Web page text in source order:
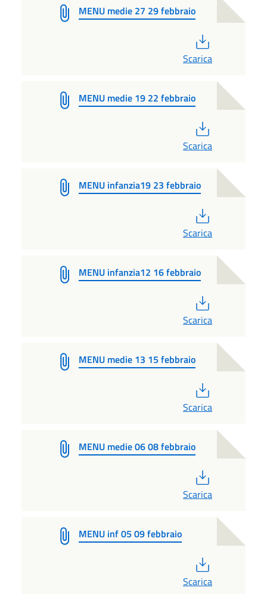
MENU medie 27 29 febbraio
Scarica
MENU medie 19 22 febbraio
Scarica
MENU infanzia19 23 febbraio
Scarica
MENU infanzia12 16 febbraio
Scarica
MENU medie 13 15 febbraio
Scarica
MENU medie 06 08 febbraio
Scarica
MENU inf 05 09 febbraio
Scarica